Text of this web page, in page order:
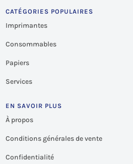
CATÉGORIES POPULAIRES
Imprimantes
Consommables
Papiers
Services
EN SAVOIR PLUS
À propos
Conditions générales de vente
Confidentialité